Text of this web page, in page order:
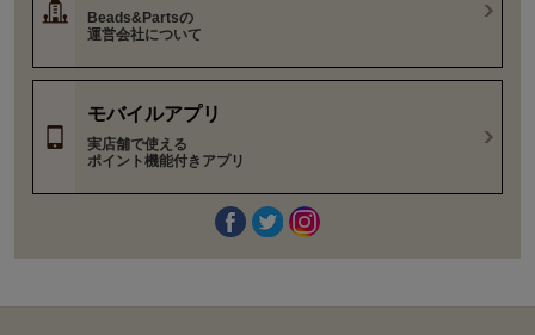
Beads&Partsの
運営会社について
モバイルアプリ
実店舗で使える
ポイント機能付きアプリ